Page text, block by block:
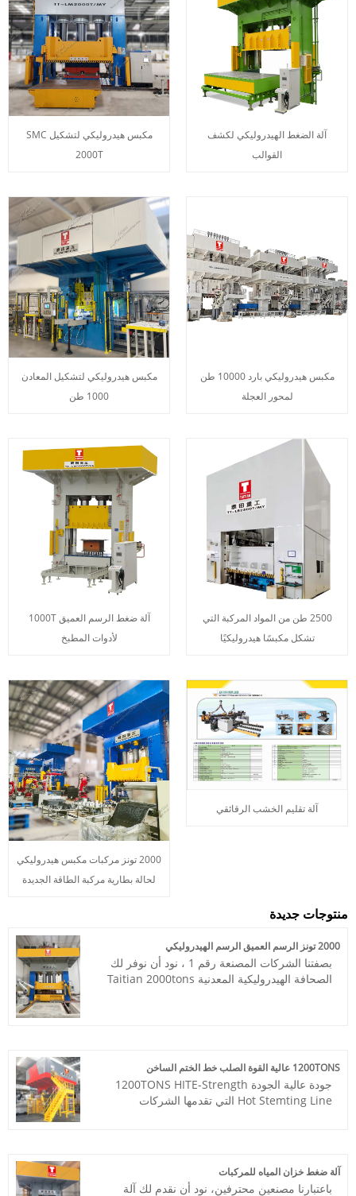
آلة الضغط الهيدروليكي لكشف
القوالب
مكبس هيدروليكي لتشكيل SMC
2000T
مكبس هيدروليكي بارد 10000 طن
لمحور العجلة
مكبس هيدروليكي لتشكيل المعادن
1000 طن
2500 طن من المواد المركبة التي
تشكل مكبسًا هيدروليكيًا
آلة ضغط الرسم العميق 1000T
لأدوات المطبخ
آلة تقليم الخشب الرقائقي
2000 تونز مركبات مكبس هيدروليكي
لحالة بطارية مركبة الطاقة الجديدة
منتوجات جديدة
2000 تونز الرسم العميق الرسم الهيدروليكي
بصفتنا الشركات المصنعة رقم 1 ، نود أن نوفر لك
الصحافة الهيدروليكية المعدنية Taitian 2000tons
اللون: حسب متطلبات العميل
منفذ الشحن: شيامن
Min order: 1 مجموعة
1200TONS عالية القوة الصلب خط الختم الساخن
جودة عالية الجودة 1200TONS HITE-Strength
Hot Stemting Line التي تقدمها الشركات
الدفع: T/T ، L/C.
أصل المنتج: الصين
آلة ضغط خزان المياه للمركبات
باعتبارنا مصنعين محترفين، نود أن نقدم لك آلة